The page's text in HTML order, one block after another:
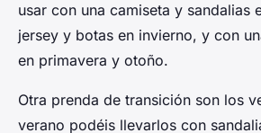
usar con una camiseta y sandalias
jersey y botas en invierno, y con
en primavera y otoño.
Otra prenda de transición son los
verano podéis llevarlos con